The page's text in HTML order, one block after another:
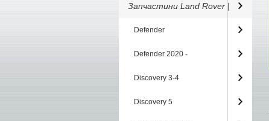
Запчастини Land Rover |
Defender
Defender 2020 -
Discovery 3-4
Discovery 5